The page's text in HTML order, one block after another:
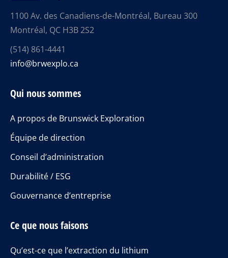
1100 Av. des Canadiens-de-Montréal, Bureau 300
Montréal, QC H3B 2S2
(514) 861-4441
info@brwexplo.ca
Qui nous sommes
A propos de Brunswick Exploration
Équipe de direction
Conseil d’administration
Durabilité / ESG
Gouvernance d’entreprise
Ce que nous faisons
Qu’est-ce que l’extraction du lithium